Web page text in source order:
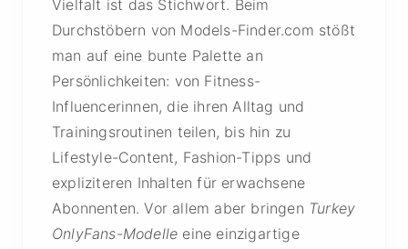
Vielfalt ist das Stichwort. Beim
Durchstöbern von Models-Finder.com stößt
man auf eine bunte Palette an
Persönlichkeiten: von Fitness-
Influencerinnen, die ihren Alltag und
Trainingsroutinen teilen, bis hin zu
Lifestyle-Content, Fashion-Tipps und
expliziteren Inhalten für erwachsene
Abonnenten. Vor allem aber bringen Turkey
OnlyFans-Modelle eine einzigartige